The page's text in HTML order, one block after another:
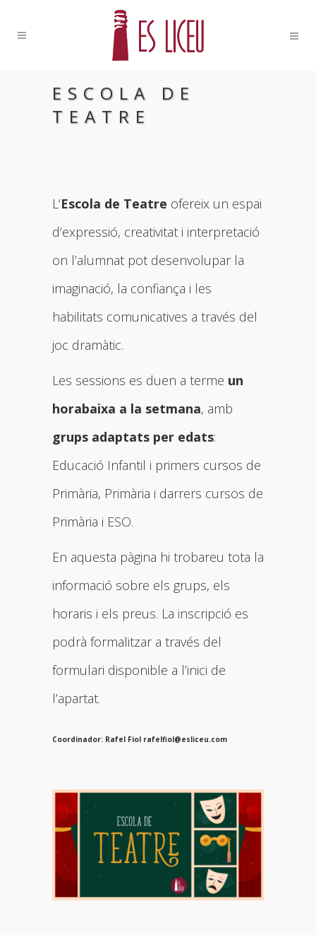
ESCOLA DE
TEATRE
L’Escola de Teatre ofereix un espai
d’expressió, creativitat i interpretació
on l’alumnat pot desenvolupar la
imaginació, la confiança i les
habilitats comunicatives a través del
joc dramàtic.
Les sessions es duen a terme un
horabaixa a la setmana, amb
grups adaptats per edats:
Educació Infantil i primers cursos de
Primària, Primària i darrers cursos de
Primària i ESO.
En aquesta pàgina hi trobareu tota la
informació sobre els grups, els
horaris i els preus. La inscripció es
podrà formalitzar a través del
formulari disponible a l’inici de
l’apartat.
Coordinador: Rafel Fiol rafelfiol@esliceu.com